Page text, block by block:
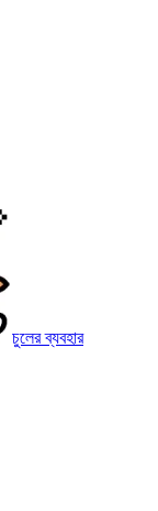
চুলের ব্যবহার